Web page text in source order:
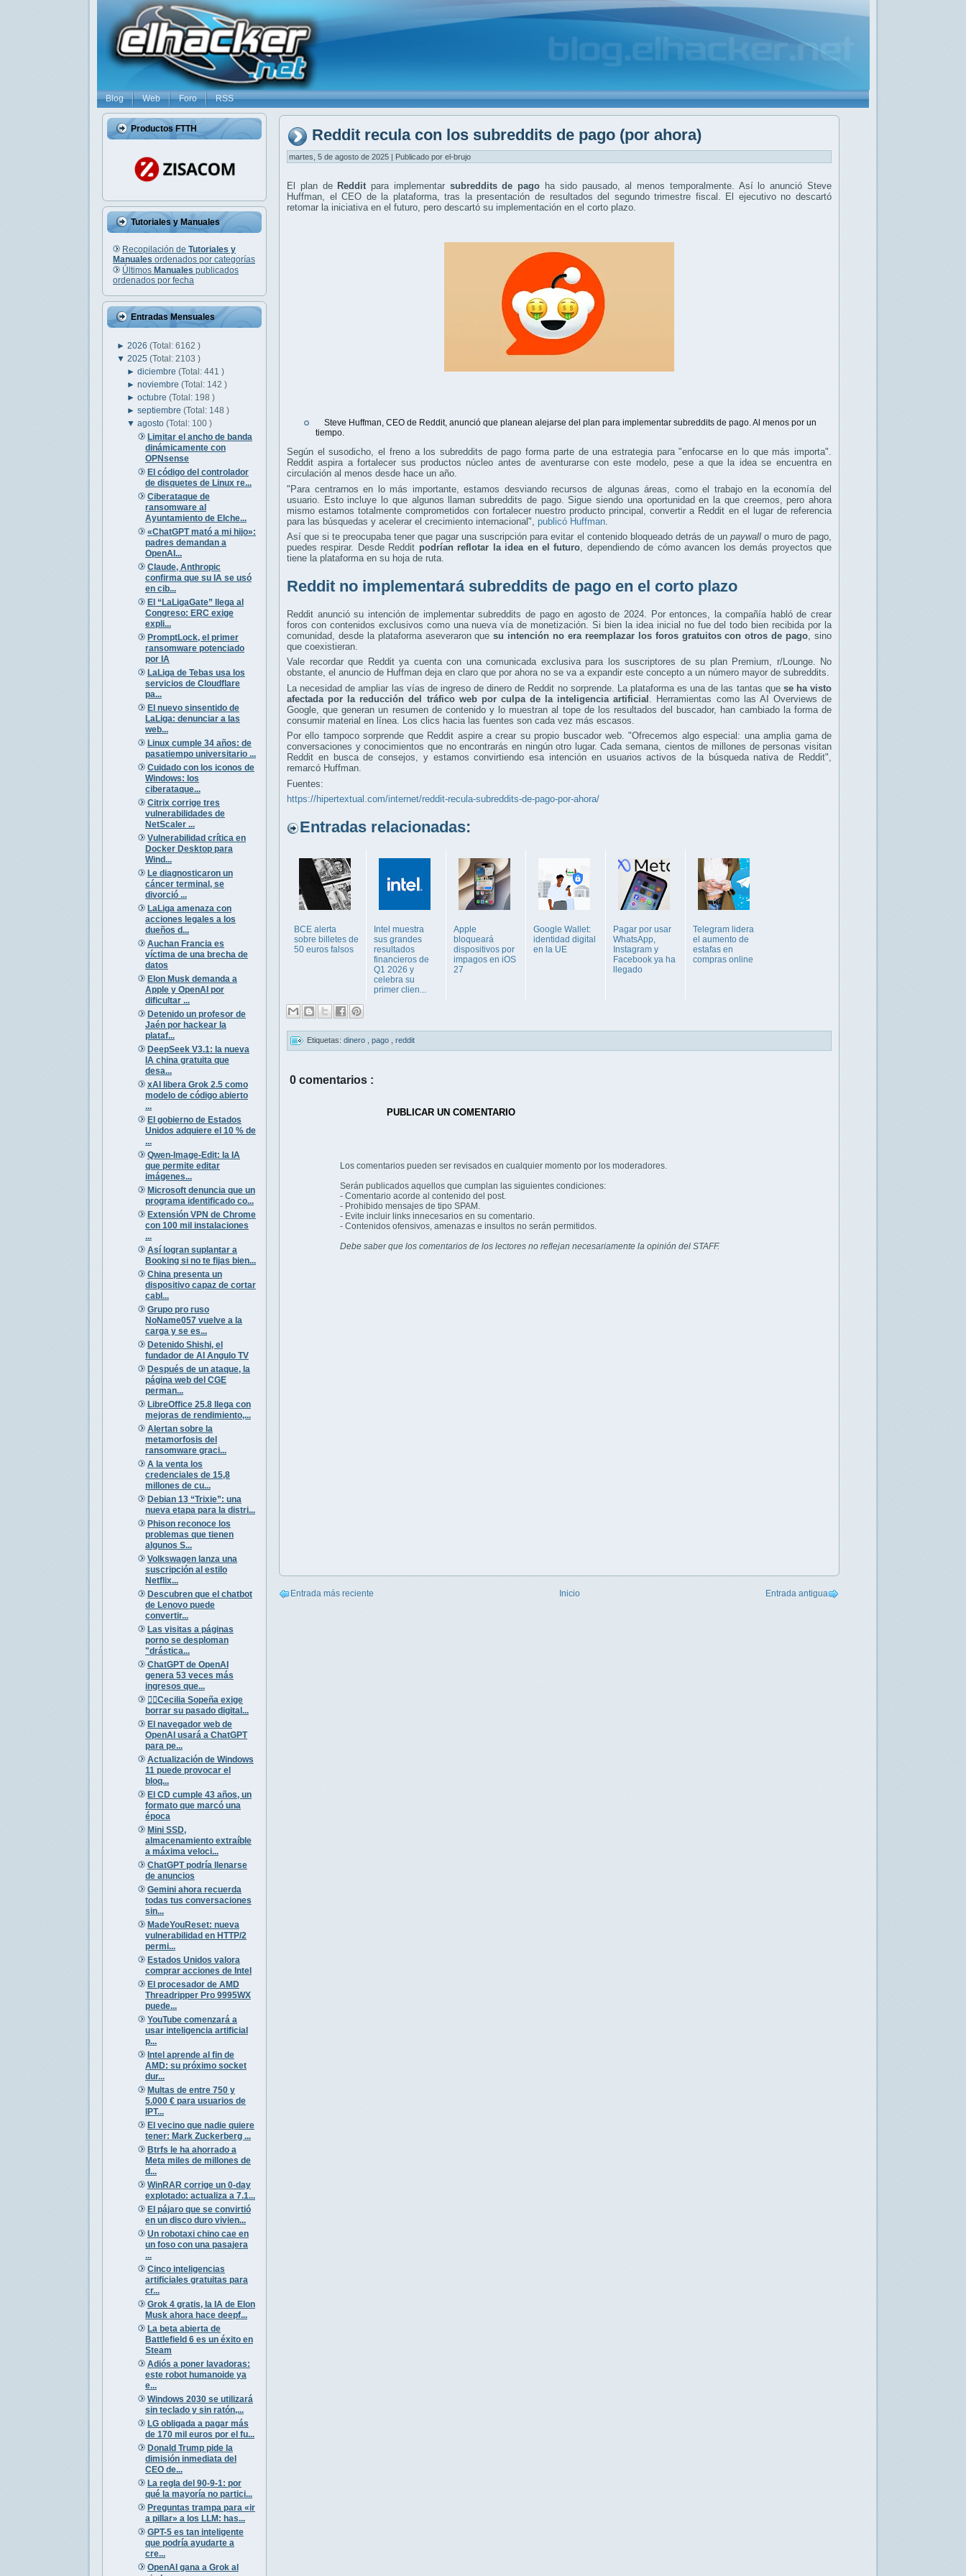
Blog Web Foro RSS
Productos FTTH
Tutoriales y Manuales
Recopilación de Tutoriales y
Manuales ordenados por categorías
Últimos Manuales publicados
ordenados por fecha
Entradas Mensuales
► 2026 (Total: 6162 )
▼ 2025 (Total: 2103 )
►diciembre(Total: 441 )
►noviembre(Total: 142 )
►octubre(Total: 198 )
►septiembre(Total: 148 )
▼agosto(Total: 100 )
Limitar el ancho de banda
dinámicamente con
OPNsense
El código del controlador
de disquetes de Linux re...
Ciberataque de
ransomware al
Ayuntamiento de Elche...
«ChatGPT mató a mi hijo»:
padres demandan a
OpenAI...
Claude, Anthropic
confirma que su IA se usó
en cib...
El “LaLigaGate” llega al
Congreso: ERC exige
expli...
PromptLock, el primer
ransomware potenciado
por IA
LaLiga de Tebas usa los
servicios de Cloudflare
pa...
El nuevo sinsentido de
LaLiga: denunciar a las
web...
Linux cumple 34 años: de
pasatiempo universitario ...
Cuidado con los iconos de
Windows: los
ciberataque...
Citrix corrige tres
vulnerabilidades de
NetScaler ...
Vulnerabilidad crítica en
Docker Desktop para
Wind...
Le diagnosticaron un
cáncer terminal, se
divorció ...
LaLiga amenaza con
acciones legales a los
dueños d...
Auchan Francia es
víctima de una brecha de
datos
Elon Musk demanda a
Apple y OpenAI por
dificultar ...
Detenido un profesor de
Jaén por hackear la
plataf...
DeepSeek V3.1: la nueva
IA china gratuita que
desa...
xAI libera Grok 2.5 como
modelo de código abierto
...
El gobierno de Estados
Unidos adquiere el 10 % de
...
Qwen-Image-Edit: la IA
que permite editar
imágenes...
Microsoft denuncia que un
programa identificado co...
Extensión VPN de Chrome
con 100 mil instalaciones
...
Así logran suplantar a
Booking si no te fijas bien...
China presenta un
dispositivo capaz de cortar
cabl...
Grupo pro ruso
NoName057 vuelve a la
carga y se es...
Detenido Shishi, el
fundador de AI Angulo TV
Después de un ataque, la
página web del CGE
perman...
LibreOffice 25.8 llega con
mejoras de rendimiento,...
Alertan sobre la
metamorfosis del
ransomware graci...
A la venta los
credenciales de 15,8
millones de cu...
Debian 13 “Trixie”: una
nueva etapa para la distri...
Phison reconoce los
problemas que tienen
algunos S...
Volkswagen lanza una
suscripción al estilo
Netflix...
Descubren que el chatbot
de Lenovo puede
convertir...
Las visitas a páginas
porno se desploman
"drástica...
ChatGPT de OpenAI
genera 53 veces más
ingresos que...
🚴‍♀️Cecilia Sopeña exige
borrar su pasado digital...
El navegador web de
OpenAI usará a ChatGPT
para pe...
Actualización de Windows
11 puede provocar el
bloq...
El CD cumple 43 años, un
formato que marcó una
época
Mini SSD,
almacenamiento extraíble
a máxima veloci...
ChatGPT podría llenarse
de anuncios
Gemini ahora recuerda
todas tus conversaciones
sin...
MadeYouReset: nueva
vulnerabilidad en HTTP/2
permi...
Estados Unidos valora
comprar acciones de Intel
El procesador de AMD
Threadripper Pro 9995WX
puede...
YouTube comenzará a
usar inteligencia artificial
p...
Intel aprende al fin de
AMD: su próximo socket
dur...
Multas de entre 750 y
5.000 € para usuarios de
IPT...
El vecino que nadie quiere
tener: Mark Zuckerberg ...
Btrfs le ha ahorrado a
Meta miles de millones de
d...
WinRAR corrige un 0-day
explotado: actualiza a 7.1...
El pájaro que se convirtió
en un disco duro vivien...
Un robotaxi chino cae en
un foso con una pasajera
...
Cinco inteligencias
artificiales gratuitas para
cr...
Grok 4 gratis, la IA de Elon
Musk ahora hace deepf...
La beta abierta de
Battlefield 6 es un éxito en
Steam
Adiós a poner lavadoras:
este robot humanoide ya
e...
Windows 2030 se utilizará
sin teclado y sin ratón,...
LG obligada a pagar más
de 170 mil euros por el fu...
Donald Trump pide la
dimisión inmediata del
CEO de...
La regla del 90-9-1: por
qué la mayoría no partici...
Preguntas trampa para «ir
a pillar» a los LLM: has...
GPT-5 es tan inteligente
que podría ayudarte a
cre...
OpenAI gana a Grok al
Reddit recula con los subreddits de pago (por ahora)
martes, 5 de agosto de 2025 | Publicado por el-brujo
El plan de Reddit para implementar subreddits de pago ha sido pausado, al menos temporalmente. Así lo anunció Steve
Huffman, el CEO de la plataforma, tras la presentación de resultados del segundo trimestre fiscal. El ejecutivo no descartó
retomar la iniciativa en el futuro, pero descartó su implementación en el corto plazo.
Steve Huffman, CEO de Reddit, anunció que planean alejarse del plan para implementar subreddits de pago. Al menos por un
tiempo.
Según el susodicho, el freno a los subreddits de pago forma parte de una estrategia para "enfocarse en lo que más importa".
Reddit aspira a fortalecer sus productos núcleo antes de aventurarse con este modelo, pese a que la idea se encuentra en
circulación al menos desde hace un año.
"Para centrarnos en lo más importante, estamos desviando recursos de algunas áreas, como el trabajo en la economía del
usuario. Esto incluye lo que algunos llaman subreddits de pago. Sigue siendo una oportunidad en la que creemos, pero ahora
mismo estamos totalmente comprometidos con fortalecer nuestro producto principal, convertir a Reddit en el lugar de referencia
para las búsquedas y acelerar el crecimiento internacional", publicó Huffman
Así que si te preocupaba tener que pagar una suscripción para evitar el contenido bloqueado detrás de un paywallo muro de pago,
puedes respirar. Desde Reddit podrían reflotar la idea en el futuro, dependiendo de cómo avancen los demás proyectos que
tiene la plataforma en su hoja de ruta.
Reddit no implementará subreddits de pago en el corto plazo
Reddit anunció su intención de implementar subreddits de pago en agosto de 2024. Por entonces, la compañía habló de crear
foros con contenidos exclusivos como una nueva vía de monetización. Si bien la idea inicial no fue del todo bien recibida por la
comunidad, desde la plataforma aseveraron quesu intención no era reemplazar los foros gratuitos con otros de pago , sino
que coexistieran.
Vale recordar que Reddit ya cuenta con una comunicada exclusiva para los suscriptores de su plan Premium, r/Lounge. No
obstante, el anuncio de Huffman deja en claro que por ahora no se va a expandir este concepto a un número mayor de subreddits.
La necesidad de ampliar las vías de ingreso de dinero de Reddit no sorprende. La plataforma es una de las tantas quese ha visto
afectada por la reducción del tráfico web por culpa de la inteligencia artificial
. Herramientas como las AI Overviews de
Google, que generan un resumen de contenido y lo muestran al tope de los resultados del buscador, han cambiado la forma de
consumir material en línea. Los clics hacia las fuentes son cada vez más escasos.
Por ello tampoco sorprende que Reddit aspire a crear su propio buscador web. "Ofrecemos algo especial: una amplia gama de
conversaciones y conocimientos que no encontrarás en ningún otro lugar. Cada semana, cientos de millones de personas visitan
Reddit en busca de consejos, y estamos convirtiendo esa intención en usuarios activos de la búsqueda nativa de Reddit",
remarcó Huffman.
Fuentes:
https://hipertextual.com/internet/reddit-recula-subreddits-de-pago-por-ahora/
Entradas relacionadas:
BCE alerta
sobre billetes de
50 euros falsos
Intel muestra
sus grandes
resultados
financieros de
Q1 2026 y
celebra su
primer clien...
Apple
bloqueará
dispositivos por
impagos en iOS
27
Google Wallet:
identidad digital
en la UE
Pagar por usar
WhatsApp,
Instagram y
Facebook ya ha
llegado
Telegram lidera
el aumento de
estafas en
compras online
Etiquetas: dinero pago reddit
0 comentarios :
PUBLICAR UN COMENTARIO
Los comentarios pueden ser revisados en cualquier momento por los moderadores.
Serán publicados aquellos que cumplan las siguientes condiciones:
- Comentario acorde al contenido del post.
- Prohibido mensajes de tipo SPAM.
- Evite incluir links innecesarios en su comentario.
- Contenidos ofensivos, amenazas e insultos no serán permitidos.
Debe saber que los comentarios de los lectores no reflejan necesariamente la opinión del STAFF.
Entrada más reciente Entrada antigua
Inicio